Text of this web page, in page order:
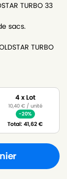
TURBO 33
sacs.
TURBO
4 x Lot
10,40 €/ unité
-20%
Total:41,62€